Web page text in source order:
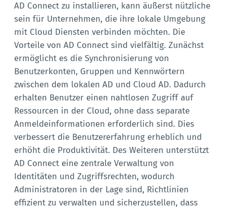
AD Connect zu installieren, kann äußerst nützliche
sein für Unternehmen, die ihre lokale Umgebung
mit Cloud Diensten verbinden möchten. Die
Vorteile von AD Connect sind vielfältig. Zunächst
ermöglicht es die Synchronisierung von
Benutzerkonten, Gruppen und Kennwörtern
zwischen dem lokalen AD und Cloud AD. Dadurch
erhalten Benutzer einen nahtlosen Zugriff auf
Ressourcen in der Cloud, ohne dass separate
Anmeldeinformationen erforderlich sind. Dies
verbessert die Benutzererfahrung erheblich und
erhöht die Produktivität. Des Weiteren unterstützt
AD Connect eine zentrale Verwaltung von
Identitäten und Zugriffsrechten, wodurch
Administratoren in der Lage sind, Richtlinien
effizient zu verwalten und sicherzustellen, dass